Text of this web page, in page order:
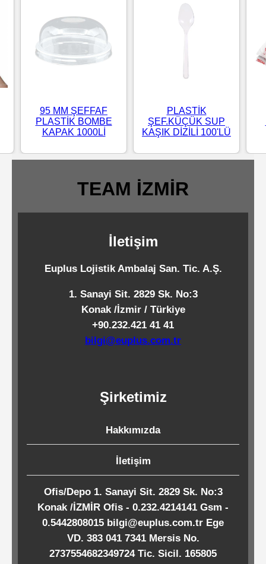
Mendiller
Kolonyalı
Standart
Islak
Pipetler
Temizlik
Kimyasalları
Endüstriyel
Endüstriyel
Temizlik
Ürünleri
Köpük
Kaseler
/
Tabaklar
95 MM ŞEFFAF
PLASTİK BOMBE
KAPAK 1000Lİ
PLASTİK
ŞEF.KÜÇÜK SUP
KAŞIK DİZİLİ 100'LÜ
TEAM İZMİR
İletişim
Euplus Lojistik Ambalaj San. Tic. A.Ş.
1. Sanayi Sit. 2829 Sk. No:3
Konak /İzmir / Türkiye
+90.232.421 41 41
bilgi@euplus.com.tr
Şirketimiz
Hakkımızda
İletişim
Ofis/Depo 1. Sanayi Sit. 2829 Sk. No:3
Konak /İZMİR Ofis - 0.232.4214141 Gsm -
0.5442808015 bilgi@euplus.com.tr Ege
VD. 383 041 7341 Mersis No.
2737554682349724 Tic. Sicil. 165805